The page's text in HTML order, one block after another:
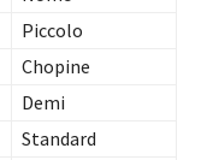
Piccolo
Chopine
Demi
Standard